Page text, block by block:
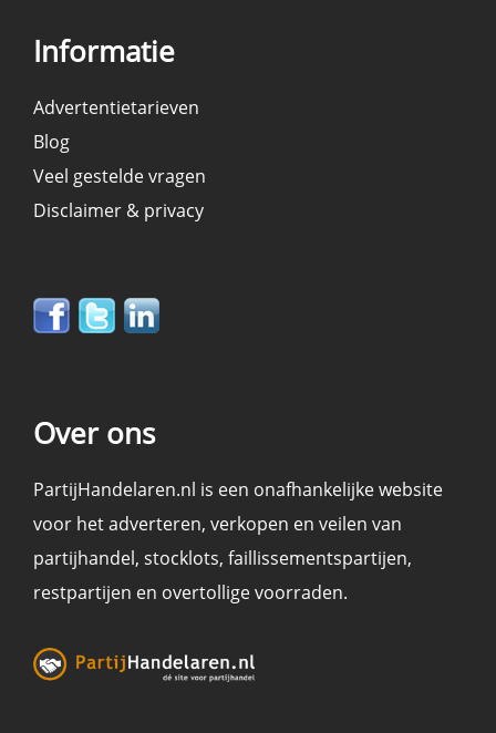
Informatie
Advertentietarieven
Blog
Veel gestelde vragen
Disclaimer & privacy
Over ons
PartijHandelaren.nl is een onafhankelijke website
voor het adverteren, verkopen en veilen van
partijhandel, stocklots, faillissementspartijen,
restpartijen en overtollige voorraden.